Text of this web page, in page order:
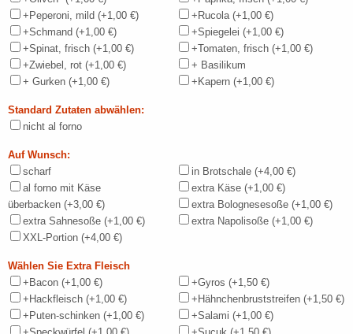
+Peperoni, mild (+1,00 €) +Rucola (+1,00 €)
+Schmand (+1,00 €) +Spiegelei (+1,00 €)
+Spinat, frisch (+1,00 €) +Tomaten, frisch (+1,00 €)
+Zwiebel, rot (+1,00 €)
+ Basilikum
+ Gurken (+1,00 €) +Kapern (+1,00 €)
Standard Zutaten abwählen:
nicht al forno
Auf Wunsch:
scharf
in Brotschale (+4,00 €)
al forno mit Käse
überbacken (+3,00 €)
extra Käse (+1,00 €)
extra Bolognesesoße (+1,00 €)
extra Sahnesoße (+1,00 €) extra Napolisoße (+1,00 €)
XXL-Portion (+4,00 €)
Wählen Sie Extra Fleisch
+Bacon (+1,00 €) +Gyros (+1,50 €)
+Hackfleisch (+1,00 €) +Hähnchenbruststreifen (+1,50 €)
+Puten-schinken (+1,00 €) +Salami (+1,00 €)